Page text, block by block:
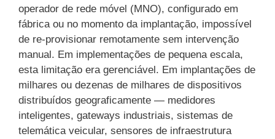
operador de rede móvel (MNO), configurado em
fábrica ou no momento da implantação, impossível
de re-provisionar remotamente sem intervenção
manual. Em implementações de pequena escala,
esta limitação era gerenciável. Em implantações de
milhares ou dezenas de milhares de dispositivos
distribuídos geograficamente — medidores
inteligentes, gateways industriais, sistemas de
telemática veicular, sensores de infraestrutura